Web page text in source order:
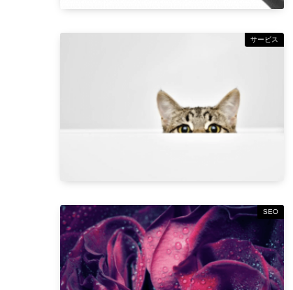
サービス
SEO